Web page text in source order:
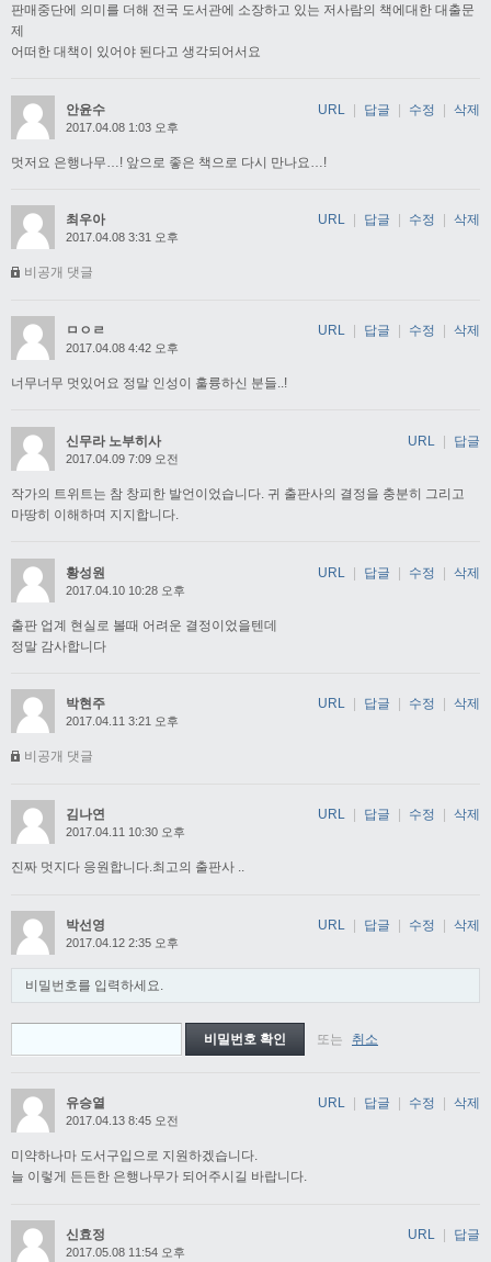
판매중단에 의미를 더해 전국 도서관에 소장하고 있는 저사람의 책에대한 대출문
제
어떠한 대책이 있어야 된다고 생각되어서요
안윤수
2017.04.08 1:03 오후
멋저요 은행나무…! 앞으로 좋은 책으로 다시 만나요…!
URL | 답글 | 수정 | 삭제
최우아
2017.04.08 3:31 오후
비공개 댓글
URL 답글 수정 삭제
ㅁㅇㄹ
2017.04.08 4:42 오후
너무너무 멋있어요 정말 인성이 훌륭하신 분들..!
URL 답글 수정 삭제
신무라 노부히사
2017.04.09 7:09 오전
작가의 트위트는 참 창피한 발언이었습니다. 귀 출판사의 결정을 충분히 그리고
마땅히 이해하며 지지합니다.
URL | 답글
황성원
2017.04.10 10:28 오후
출판 업계 현실로 볼때 어려운 결정이었을텐데
정말 감사합니다
URL | 답글 | 수정 | 삭제
박현주
2017.04.11 3:21 오후
비공개 댓글
URL 답글 수정 삭제
김나연
2017.04.11 10:30 오후
진짜 멋지다 응원합니다.최고의 출판사 ..
URL 답글 수정 삭제
박선영
2017.04.12 2:35 오후
비밀번호를 입력하세요.
또는 취소
URL 답글 수정 삭제
유승열
2017.04.13 8:45 오전
미약하나마 도서구입으로 지원하겠습니다.
늘 이렇게 든든한 은행나무가 되어주시길 바랍니다.
URL 답글 수정 삭제
신효정
2017.05.08 11:54 오후
URL 답글